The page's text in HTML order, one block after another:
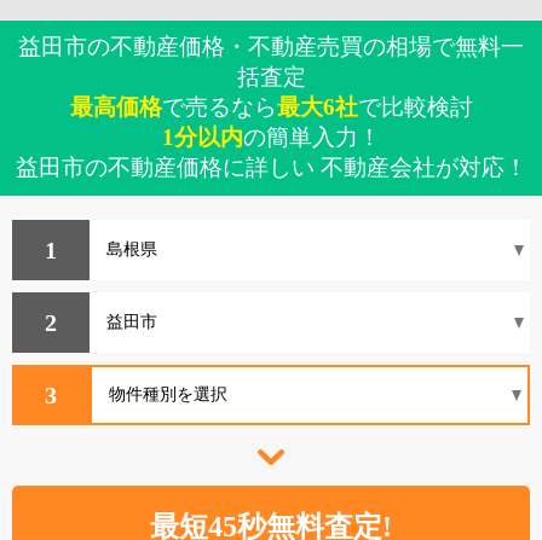
益田市の不動産価格・不動産売買の相場で無料一
括査定
最高価格で売るなら最大6社で比較検討
1分以内の簡単入力！
益田市の不動産価格に詳しい 不動産会社が対応！
1
2
3